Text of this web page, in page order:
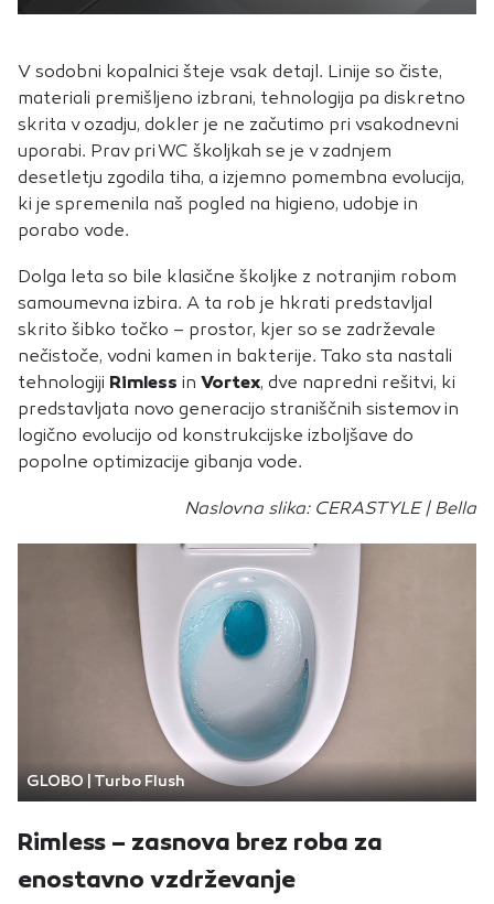
V sodobni kopalnici šteje vsak detajl. Linije so čiste,
materiali premišljeno izbrani, tehnologija pa diskretno
skrita v ozadju, dokler je ne začutimo pri vsakodnevni
uporabi. Prav pri WC školjkah se je v zadnjem
desetletju zgodila tiha, a izjemno pomembna evolucija,
ki je spremenila naš pogled na higieno, udobje in
porabo vode.
Dolga leta so bile klasične školjke z notranjim robom
samoumevna izbira. A ta rob je hkrati predstavljal
skrito šibko točko – prostor, kjer so se zadrževale
nečistoče, vodni kamen in bakterije. Tako sta nastali
tehnologiji Rimless in Vortex, dve napredni rešitvi, ki
predstavljata novo generacijo straniščnih sistemov in
logično evolucijo od konstrukcijske izboljšave do
popolne optimizacije gibanja vode.
Naslovna slika: CERASTYLE | Bella
GLOBO | Turbo Flush
Rimless – zasnova brez roba za
enostavno vzdrževanje
piškotkov zavrnete, ne bomo vedeli, kdaj ste obiskali naše
Piškotki za marketing
Te piškotke nastavijo naši oglaševalski partnerji.
Partnerska oglaševalska podjetja jih lahko uporabljajo za
izdelavo profila vaših interesov, ki ga nato uporabijo za
prikazovanje ustreznih oglasov na drugih spletnih mestih.
Pri delu uporabljajo edinstveno prepoznavanje vašega
brskalnika in naprave. Če zavrnete uporabo teh piškotkov,
POTRDI MOJE IZBIRE
DOVOLI VSE